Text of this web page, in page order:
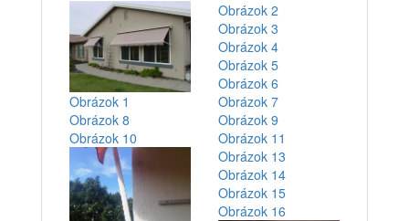
Obrázok 1
Obrázok 2
Obrázok 3
Obrázok 4
Obrázok 5
Obrázok 6
Obrázok 7
Obrázok 8
Obrázok 9
Obrázok 10
Obrázok 11
Obrázok 13
Obrázok 14
Obrázok 15
Obrázok 16